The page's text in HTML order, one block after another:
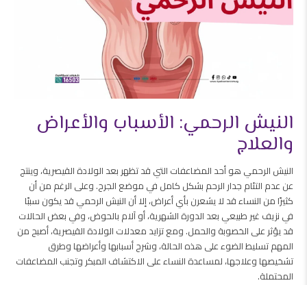
النيش الرحمي: الأسباب والأعراض
والعلاج
النيش الرحمي هو أحد المضاعفات التي قد تظهر بعد الولادة القيصرية، وينتج
عن عدم التئام جدار الرحم بشكل كامل في موضع الجرح. وعلى الرغم من أن
كثيرًا من النساء قد لا يشعرن بأي أعراض، إلا أن النيش الرحمي قد يكون سببًا
في نزيف غير طبيعي بعد الدورة الشهرية، أو آلام بالحوض، وفي بعض الحالات
قد يؤثر على الخصوبة والحمل. ومع تزايد معدلات الولادة القيصرية، أصبح من
المهم تسليط الضوء على هذه الحالة، وشرح أسبابها وأعراضها وطرق
تشخيصها وعلاجها، لمساعدة النساء على الاكتشاف المبكر وتجنب المضاعفات
المحتملة.